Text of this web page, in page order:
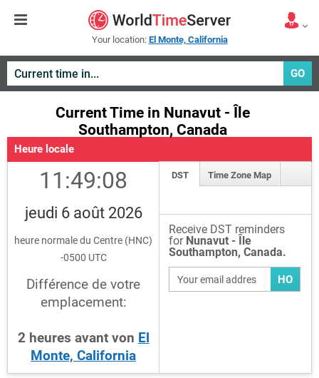
Your location: El Monte, California
GO
Current Time in Nunavut - Île
Southampton, Canada
Heure locale
11:49:08
jeudi 6 août 2026
heure normale du Centre (HNC)
-0500 UTC
Différence de votre
emplacement:
2 heures avant von El
Monte, California
DST Time Zone Map
Receive DST reminders
for Nunavut - Île
Southampton, Canada.
HO